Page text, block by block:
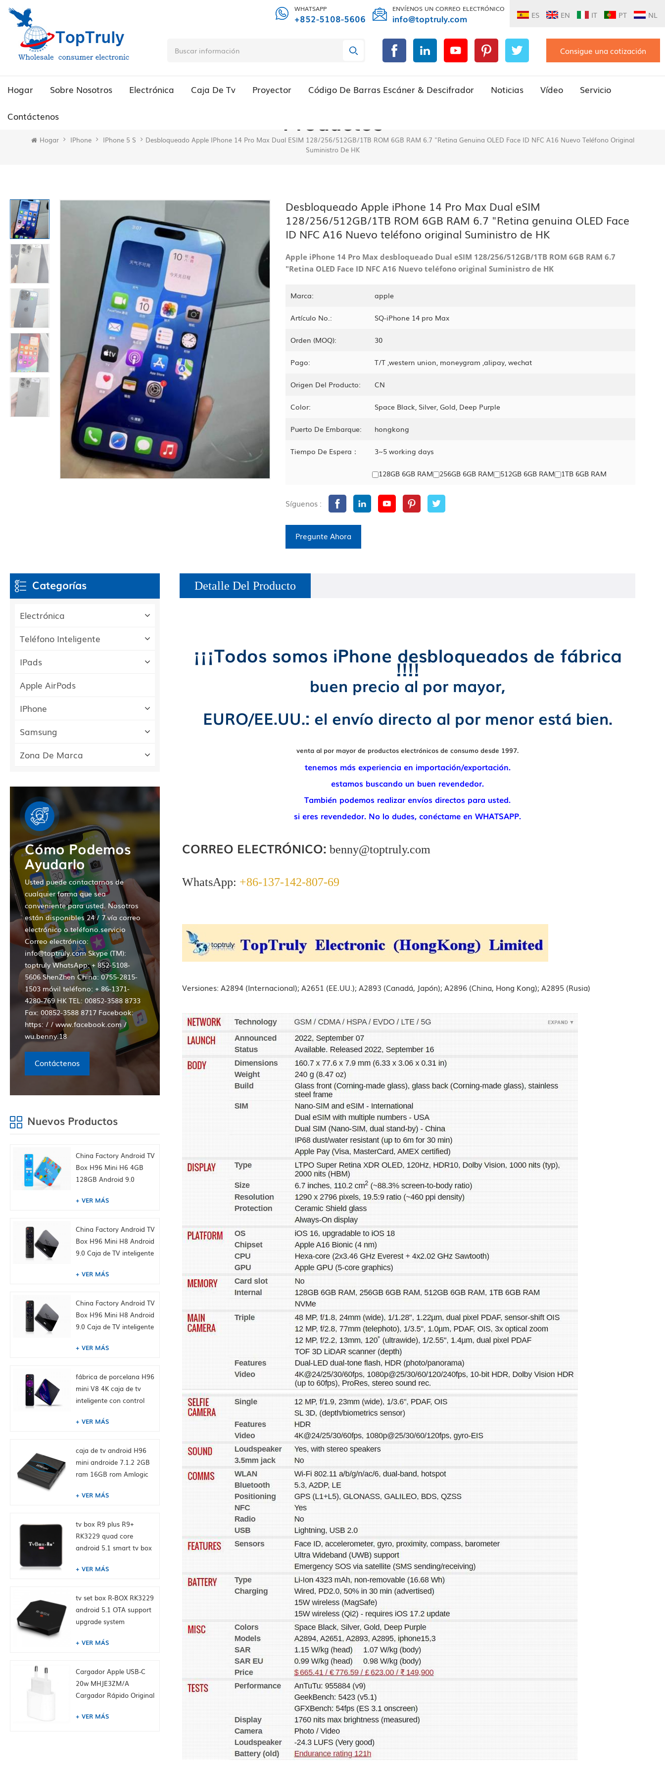
ES EN IT PT NL
WHATSAPP
+852-5108-5606
ENVÍENOS UN CORREO ELECTRÓNICO
info@toptruly.com
Consigue una cotización
Hogar Sobre Nosotros Electrónica Caja De Tv Proyector Código De Barras Escáner & Descifrador Noticias Vídeo Servicio
Contáctenos Productos
Hogar IPhone IPhone 5 S
Desbloqueado Apple IPhone 14 Pro Max Dual ESIM 128/256/512GB/1TB ROM 6GB RAM 6.7 "Retina Genuina OLED Face ID NFC A16 Nuevo Teléfono Original
Suministro De HK
Desbloqueado Apple iPhone 14 Pro Max Dual eSIM
128/256/512GB/1TB ROM 6GB RAM 6.7 "Retina genuina OLED Face
ID NFC A16 Nuevo teléfono original Suministro de HK
Apple iPhone 14 Pro Max desbloqueado Dual eSIM 128/256/512GB/1TB ROM 6GB RAM 6.7
"Retina OLED Face ID NFC A16 Nuevo teléfono original Suministro de HK
Marca: apple
Artículo No.: SQ-iPhone 14 pro Max
Orden (MOQ): 30
Pago: T/T ,western union, moneygram ,alipay, wechat
Origen Del Producto: CN
Color: Space Black, Silver, Gold, Deep Purple
Puerto De Embarque: hongkong
Tiempo De Espera： 3~5 working days
128GB 6GB RAM 256GB 6GB RAM 512GB 6GB RAM 1TB 6GB RAM
Síguenos :
Pregunte Ahora
Detalle Del Producto
¡¡¡Todos somos iPhone desbloqueados de fábrica
!!!!
buen precio al por mayor,
EURO/EE.UU.: el envío directo al por menor está bien.
venta al por mayor de productos electrónicos de consumo desde 1997.
tenemos más experiencia en importación/exportación.
estamos buscando un buen revendedor.
También podemos realizar envíos directos para usted.
si eres revendedor. No lo dudes, conéctame en WHATSAPP.
CORREO ELECTRÓNICO: benny@toptruly.com
WhatsApp: +86-137-142-807-69
Versiones: A2894 (Internacional); A2651 (EE.UU.); A2893 (Canadá, Japón); A2896 (China, Hong Kong); A2895 (Rusia)
Categorías
Electrónica
Teléfono Inteligente
IPads
Apple AirPods
IPhone
Samsung
Zona De Marca
Cómo Podemos
Ayudarlo
Usted puede contactarnos de
cualquier forma que sea
conveniente para usted. Nosotros
están disponibles 24 / 7 vía correo
electrónico o teléfono.servicio
Correo electrónico:
info@toptruly.com Skype (TM):
toptruly WhatsApp: + 852-5108-
5606 ShenZhen China: 0755-2815-
1503 móvil teléfono: + 86-1371-
4280-769 HK TEL: 00852-3588 8733
Fax: 00852-3588 8717 Facebook:
https: / / www.facebook.com /
wu.benny.18
Contáctenos
Nuevos Productos
China Factory Android TV
Box H96 Mini H6 4GB
128GB Android 9.0
H265 wifi youtube
incorporada Tiktok
Fábrica de China HK
suministro
VER MÁS
China Factory Android TV
Box H96 Mini H8 Android
9.0 Caja de TV inteligente
BT4.0, 1GB + 8GB,
Fábrica de China HK
suministro
VER MÁS
China Factory Android TV
Box H96 Mini H8 Android
9.0 Caja de TV inteligente
BT4.0, 2GB + 16GB,
Fábrica de China HK
suministro
VER MÁS
fábrica de porcelana H96
mini V8 4K caja de tv
inteligente con control
RK3228A Cuatro núcleos
integrado TikTok
VER MÁS
caja de tv android H96
mini androide 7.1.2 2GB
ram 16GB rom Amlogic
VER MÁS
tv box R9 plus R9+
RK3229 quad core
android 5.1 smart tv box
VER MÁS
tv set box R-BOX RK3229
android 5.1 OTA support
upgrade system
VER MÁS
Cargador Apple USB-C
20w MHJE3ZM/A
Cargador Rápido Original
VER MÁS